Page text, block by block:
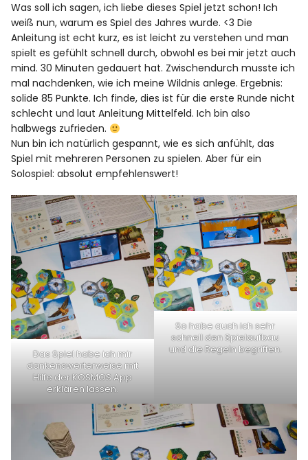
Was soll ich sagen, ich liebe dieses Spiel jetzt schon! Ich
weiß nun, warum es Spiel des Jahres wurde. <3 Die
Anleitung ist echt kurz, es ist leicht zu verstehen und man
spielt es gefühlt schnell durch, obwohl es bei mir jetzt auch
mind. 30 Minuten gedauert hat. Zwischendurch musste ich
mal nachdenken, wie ich meine Wildnis anlege. Ergebnis:
solide 85 Punkte. Ich finde, dies ist für die erste Runde nicht
schlecht und laut Anleitung Mittelfeld. Ich bin also
halbwegs zufrieden.
Nun bin ich natürlich gespannt, wie es sich anfühlt, das
Spiel mit mehreren Personen zu spielen. Aber für ein
Solospiel: absolut empfehlenswert!
Das Spiel habe ich mir
dankenswerterweise mit
Hilfe der KOSMOS App
erklären lassen.
So habe auch ich sehr
schnell den Spielaufbau
und die Regeln begriffen.